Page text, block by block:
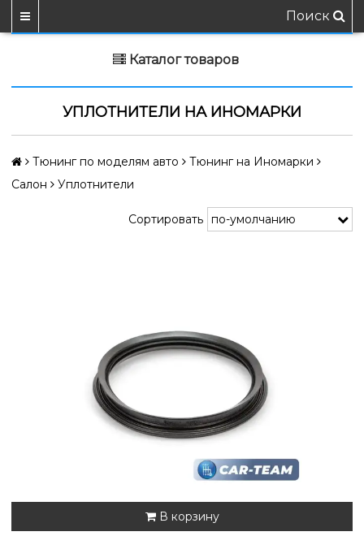
Поиск
Каталог товаров
УПЛОТНИТЕЛИ НА ИНОМАРКИ
Тюнинг по моделям авто
Тюнинг на Иномарки
Салон
Уплотнители
Сортировать
В корзину